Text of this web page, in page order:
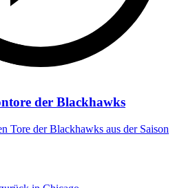
der Blackhawks
Tore der Blackhawks aus der Saison